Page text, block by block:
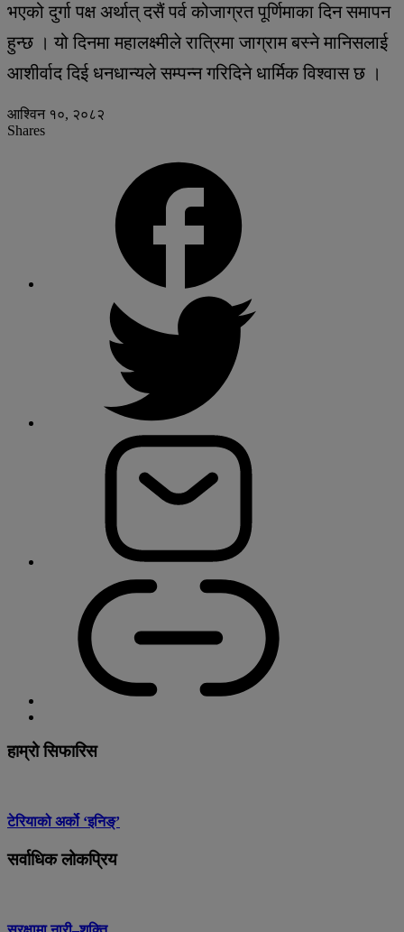
भएको दुर्गा पक्ष अर्थात् दसैं पर्व कोजाग्रत पूर्णिमाका दिन समापन
हुन्छ । यो दिनमा महालक्ष्मीले रात्रिमा जाग्राम बस्ने मानिसलाई
आशीर्वाद दिई धनधान्यले सम्पन्न गरिदिने धार्मिक विश्वास छ ।
आश्विन १०, २०८२
Shares
हाम्रो सिफारिस
टेरियाको अर्को ‘इनिङ्’
सर्वाधिक लोकप्रिय